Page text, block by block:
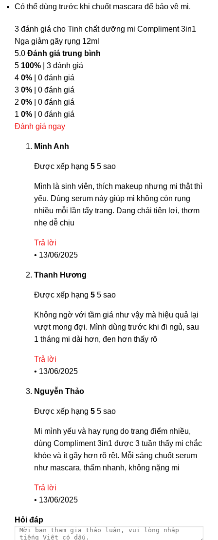
Có thể dùng trước khi chuốt mascara để bảo vệ mi.
3 đánh giá cho Tinh chất dưỡng mi Compliment 3in1
Nga giảm gãy rụng 12ml
5.0 Đánh giá trung bình
5 100% | 3 đánh giá
4 0% | 0 đánh giá
3 0% | 0 đánh giá
2 0% | 0 đánh giá
1 0% | 0 đánh giá
Đánh giá ngay
Minh Anh
Được xếp hạng 5 5 sao
Mình là sinh viên, thích makeup nhưng mi thật thì
yếu. Dùng serum này giúp mi không còn rụng
nhiều mỗi lần tẩy trang. Dạng chải tiện lợi, thơm
nhẹ dễ chịu
Trả lời
• 13/06/2025
Thanh Hương
Được xếp hạng 5 5 sao
Không ngờ với tầm giá như vậy mà hiệu quả lại
vượt mong đợi. Mình dùng trước khi đi ngủ, sau
1 tháng mi dài hơn, đen hơn thấy rõ
Trả lời
• 13/06/2025
Nguyễn Thảo
Được xếp hạng 5 5 sao
Mi mình yếu và hay rụng do trang điểm nhiều,
dùng Compliment 3in1 được 3 tuần thấy mi chắc
khỏe và ít gãy hơn rõ rệt. Mỗi sáng chuốt serum
như mascara, thấm nhanh, không nặng mi
Trả lời
• 13/06/2025
Hỏi đáp